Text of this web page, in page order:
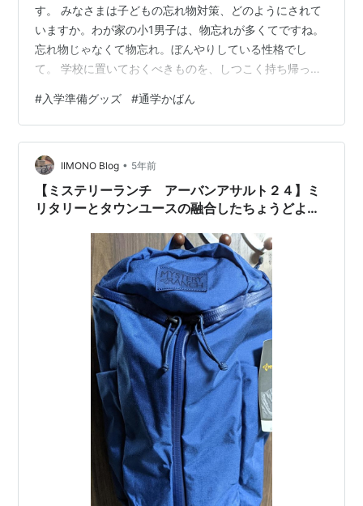
す。 みなさまは子どもの忘れ物対策、どのようにされて
いますか。わが家の小1男子は、物忘れが多くてですね。
忘れ物じゃなくて物忘れ。ぼんやりしている性格でし
て。 学校に置いておくべきものを、しつこく持ち帰って
えば上履き入れ。上履きは、洗ったものを月曜日に学校
に持っていきます。上履き入れはそのまま学校に置いて
おき、金曜日に１週間履いた上履きを入れて持ち帰るこ
とになっています。 こういうことをすぐに忘れるんで
す。 「いやだからさ・・・」基本的なルールをその都度
説明しても、ご丁寧に毎日持ち帰ってきちゃう…
#入学準備グッズ #通学かばん
IIMONO Blog • 5年前
【ミステリーランチ アーバンアサルト２４】ミ
リタリーとタウンユースの融合したちょうどよい